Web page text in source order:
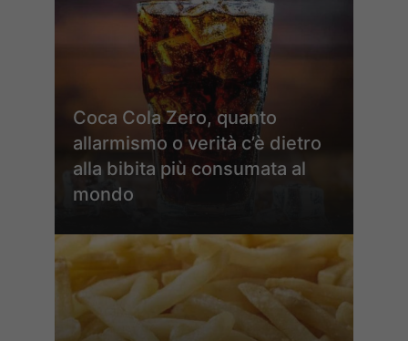
Coca Cola Zero, quanto
allarmismo o verità c’è dietro
alla bibita più consumata al
mondo